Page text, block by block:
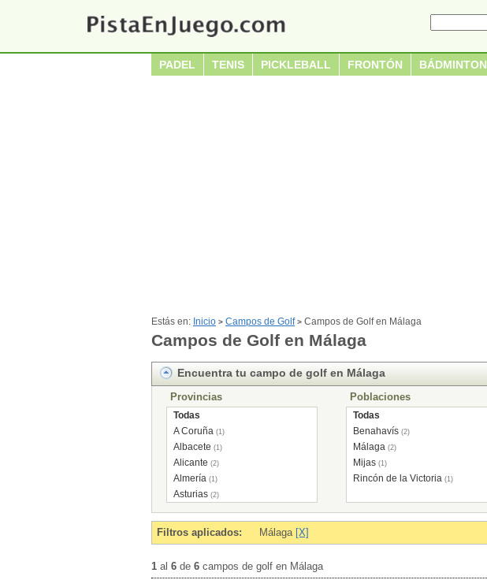
PADEL TENIS PICKLEBALL FRONTÓN BÁDMINTON
Estás en: Inicio > Campos de Golf> Campos de Golf en Málaga
Campos de Golf en Málaga
Encuentra tu campo de golf en Málaga
Provincias
Todas
A Coruña (1)
Albacete (1)
Alicante (2)
Almería (1)
Asturias (2)
Badajoz
Barcelona
Cáceres
Poblaciones
Todas
Benahavís (2)
Málaga (2)
Mijas (1)
Rincón de la Victoria (1)
Filtros aplicados: Málaga [X]
1 al 6 de 6 campos de golf en Málaga